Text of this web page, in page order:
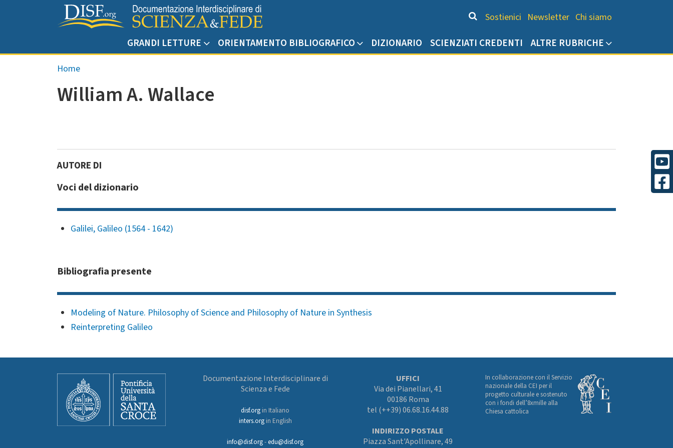
Salta al contenuto principale
Chi siamo
Sostienici Newsletter Chi siamo
GRANDI LETTURE ORIENTAMENTO BIBLIOGRAFICO DIZIONARIO SCIENZIATI CREDENTI ALTRE RUBRICHE
Briciole di pane
Home
William A. Wallace
Voci del dizionario
Galilei, Galileo (1564 - 1642)
Bibliografia presente
Modeling of Nature. Philosophy of Science and Philosophy of Nature in Synthesis
Reinterpreting Galileo
Documentazione Interdisciplinare di
Scienza e Fede
disf.org in Italiano
inters.orgin English
info@disf.org-edu@disf.org
UFFICI
Via dei Pianellari, 41
00186 Roma
tel (++39) 06.68.16.44.88
INDIRIZZO POSTALE
Piazza Sant'Apollinare, 49
In collaborazione con il Servizio
nazionale della CEI per il
progetto culturale e sostenuto
con i fondi dell’8xmille alla
Chiesa cattolica